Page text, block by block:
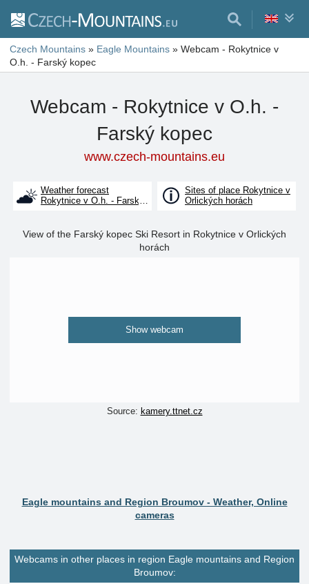
Czech Mountains » Eagle Mountains » Webcam - Rokytnice v
O.h. - Farský kopec
Webcam - Rokytnice v O.h. -
Farský kopec
www.czech-mountains.eu
Weather forecast
Rokytnice v O.h. - Farský
Sites of place Rokytnice v
Orlických horách
View of the Farský kopec Ski Resort in Rokytnice v Orlických
horách
Show webcam
Source: kamery.ttnet.cz
Eagle mountains and Region Broumov - Weather, Online
cameras
Webcams in other places in region Eagle mountains and Region
Broumov: